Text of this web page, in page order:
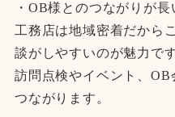
・OB様とのつながりが長
工務店は地域密着だから
談がしやすいのが魅力です
訪問点検やイベント、
つながります。